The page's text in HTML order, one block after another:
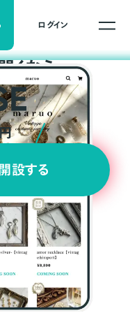
ログイン
くなら
設する
理由